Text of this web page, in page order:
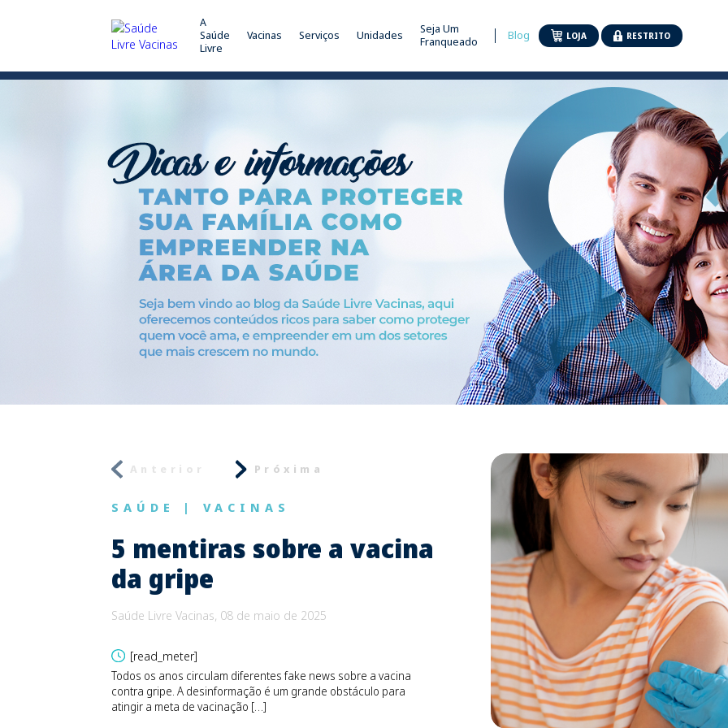
A
Saúde
Livre
Vacinas Serviços Unidades
Seja Um
Franqueado
Blog LOJA RESTRITO
Anterior Próxima
SAÚDE | VACINAS
5 mentiras sobre a vacina
da gripe
Saúde Livre Vacinas, 08 de maio de 2025
[read_meter]
Todos os anos circulam diferentes fake news sobre a vacina
contra gripe. A desinformação é um grande obstáculo para
atingir a meta de vacinação […]